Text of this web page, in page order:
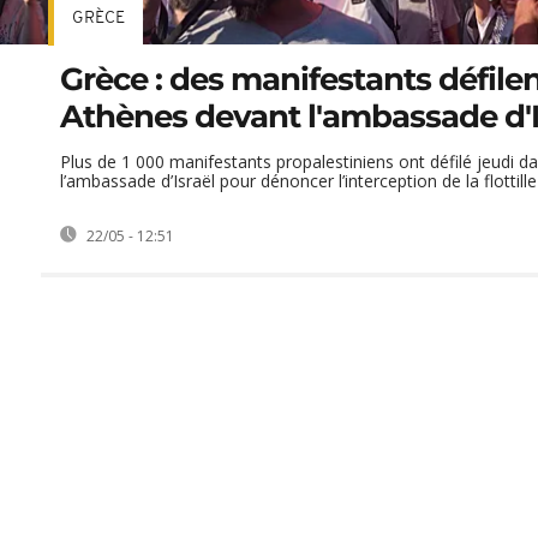
GRÈCE
Grèce : des manifestants
Athènes devant l'ambassade
Plus de 1 000 manifestants propalestiniens ont défilé jeudi
l’ambassade d’Israël pour dénoncer l’interception de la flottille
22/05 - 12:51